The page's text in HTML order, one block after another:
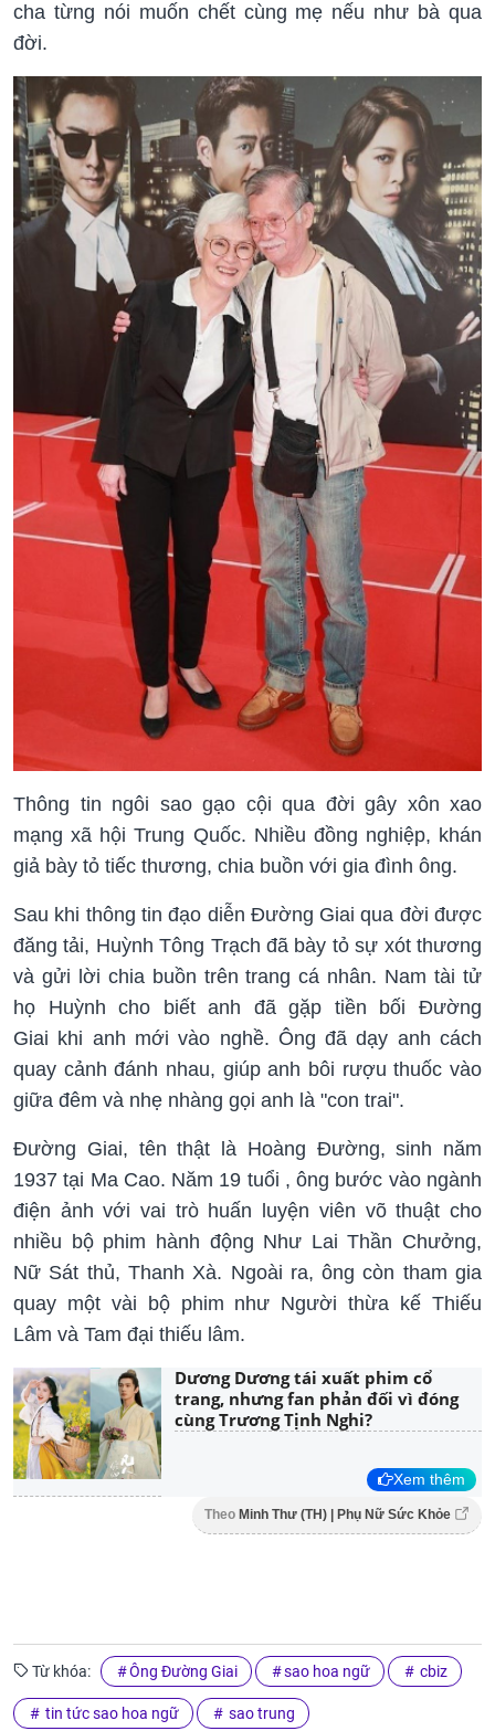
cha từng nói muốn chết cùng mẹ nếu như bà qua
đời.
Thông tin ngôi sao gạo cội qua đời gây xôn xao
mạng xã hội Trung Quốc. Nhiều đồng nghiệp, khán
giả bày tỏ tiếc thương, chia buồn với gia đình ông.
Sau khi thông tin đạo diễn Đường Giai qua đời được
đăng tải, Huỳnh Tông Trạch đã bày tỏ sự xót thương
và gửi lời chia buồn trên trang cá nhân. Nam tài tử
họ Huỳnh cho biết anh đã gặp tiền bối Đường
Giai khi anh mới vào nghề. Ông đã dạy anh cách
quay cảnh đánh nhau, giúp anh bôi rượu thuốc vào
giữa đêm và nhẹ nhàng gọi anh là "con trai".
Đường Giai, tên thật là Hoàng Đường, sinh năm
1937 tại Ma Cao. Năm 19 tuổi , ông bước vào ngành
điện ảnh với vai trò huấn luyện viên võ thuật cho
nhiều bộ phim hành động Như Lai Thần Chưởng,
Nữ Sát thủ, Thanh Xà. Ngoài ra, ông còn tham gia
quay một vài bộ phim như Người thừa kế Thiếu
Lâm và Tam đại thiếu lâm.
Dương Dương tái xuất phim cổ
trang, nhưng fan phản đối vì đóng
cùng Trương Tịnh Nghi?
Xem thêm
Theo Minh Thư (TH) | Phụ Nữ Sức Khỏe
Từ khóa: Ông Đường Giai sao hoa ngữ cbiz
tin tức sao hoa ngữ sao trung